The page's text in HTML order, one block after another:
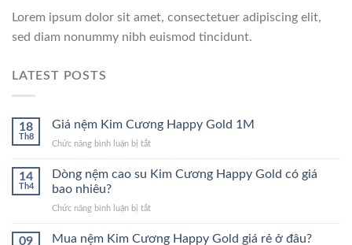
Lorem ipsum dolor sit amet, consectetuer adipiscing elit,
sed diam nonummy nibh euismod tincidunt.
LATEST POSTS
18
Th8
Giá nệm Kim Cương Happy Gold 1M
Chức năng bình luận bị tắtở
nệm
Happy
1M
14
Th4
Dòng nệm cao su Kim Cương Happy Gold có giá
bao nhiêu?
Chức năng bình luận bị tắtở
nệm
09 Mua nệm Kim Cương Happy Gold giá rẻ ở đâu?